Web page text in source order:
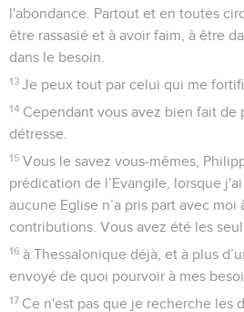
l'abondance. Partout et en toutes
être rassasié et à avoir faim, à être
dans le besoin.
13 Je peux tout par celui qui me
14 Cependant vous avez bien fait de
détresse.
15 Vous le savez vous-mêmes,
prédication de l’Evangile, lorsque
aucune Eglise n’a pris part avec
contributions. Vous avez été les
16 à Thessalonique déjà, et à plus
envoyé de quoi pourvoir à mes
17 Ce n'est pas que je recherche les